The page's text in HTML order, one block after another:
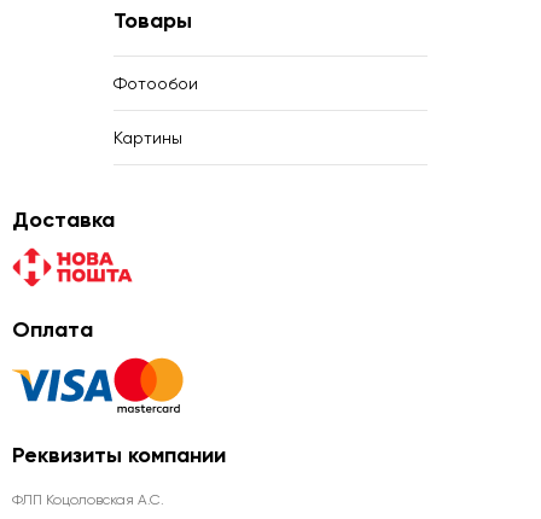
Товары
Фотообои
Картины
Доставка
Оплата
Реквизиты компании
ФЛП Коцоловская А.С.